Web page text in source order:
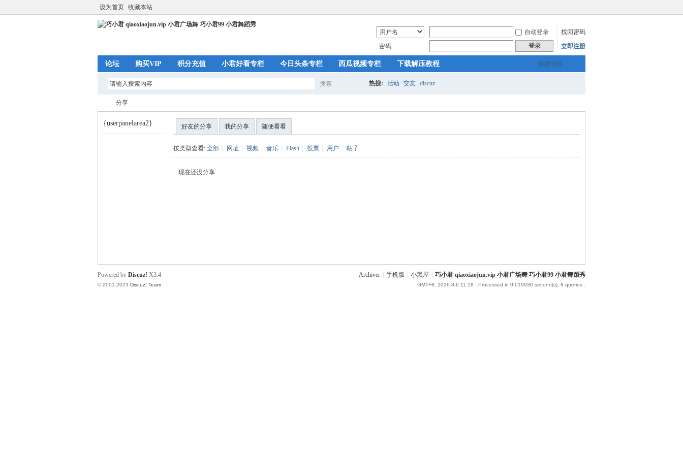
设为首页 收藏本站
自动登录
找回密码
密码
登录 立即注册
快捷导航
论坛 购买VIP 积分充值 小君好看专栏 今日头条专栏 西瓜视频专栏 下载解压教程
搜索 热搜: 活动 交友 discuz
分享
{userpanelarea2} 好友的分享 我的分享 随便看看
按类型查看: 全部 网址 视频 音乐 Flash 投票 用户 帖子
现在还没分享
Archiver 手机版 小黑屋 巧小君 qiaoxiaojun.vip 小君广场舞 巧小君99 小君舞蹈秀
GMT+8, 2026-8-6 11:18 , Processed in 0.019930 second(s), 8 queries .
Powered by Discuz! X3.4
© 2001-2023 Discuz! Team